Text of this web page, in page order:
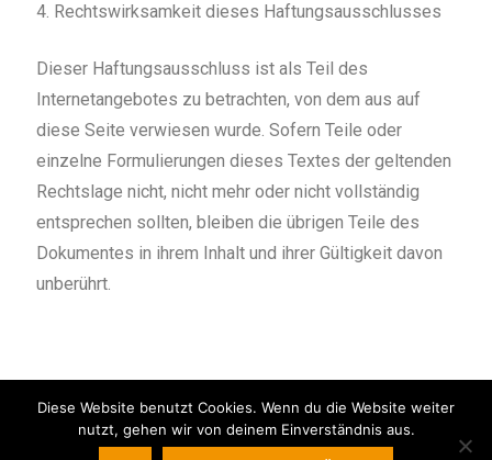
4. Rechtswirksamkeit dieses Haftungsausschlusses
Dieser Haftungsausschluss ist als Teil des
Internetangebotes zu betrachten, von dem aus auf
diese Seite verwiesen wurde. Sofern Teile oder
einzelne Formulierungen dieses Textes der geltenden
Rechtslage nicht, nicht mehr oder nicht vollständig
entsprechen sollten, bleiben die übrigen Teile des
Dokumentes in ihrem Inhalt und ihrer Gültigkeit davon
unberührt.
Diese Website benutzt Cookies. Wenn du die Website weiter
nutzt, gehen wir von deinem Einverständnis aus.